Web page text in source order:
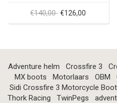
€140,00 €126,00
Adventure helm Crossfire 3
MX boots
Motorlaars OBM
Sidi Crossfire 3 Motorcycle Boot
Thork Racing
TwinPegs